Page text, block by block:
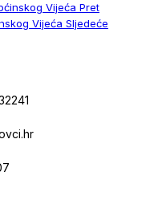
Vijeća Pret
Vijeća Sljedeće